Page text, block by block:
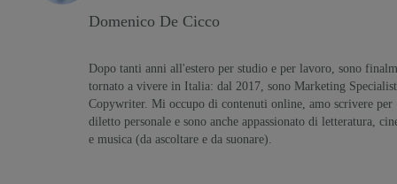
Domenico De Cicco
Dopo tanti anni all'estero per studio e per lavoro, sono
tornato a vivere in Italia: dal 2017, sono Marketing
Copywriter. Mi occupo di contenuti online, amo scrivere per
diletto personale e sono anche appassionato di letteratura,
e musica (da ascoltare e da suonare).